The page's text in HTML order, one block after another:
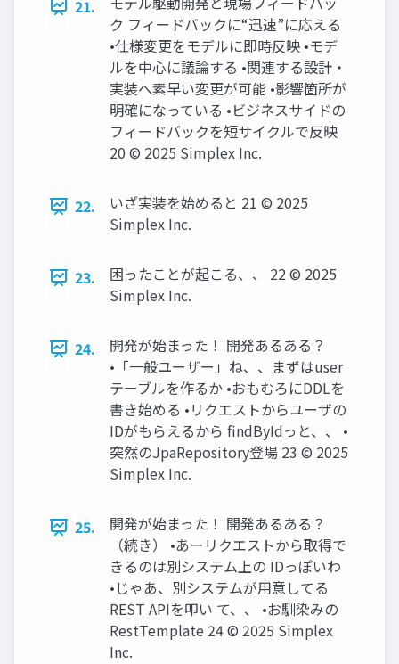
21.
ク フィードバックに“迅速”に応える
•仕様変更をモデルに即時反映 •モデ
ルを中心に議論する •関連する設計・
実装へ素早い変更が可能 •影響箇所が
明確になっている •ビジネスサイドの
フィードバックを短サイクルで反映
20 © 2025 Simplex Inc.
22.
いざ実装を始めると 21 © 2025
Simplex Inc.
23.
困ったことが起こる、、 22 © 2025
Simplex Inc.
24.
開発が始まった！ 開発あるある？
•「一般ユーザー」ね、、まずはuser
テーブルを作るか •おもむろにDDLを
書き始める •リクエストからユーザの
IDがもらえるから findByIdっと、、 •
突然のJpaRepository登場 23 © 2025
Simplex Inc.
25.
開発が始まった！ 開発あるある？
（続き） •あーリクエストから取得で
きるのは別システム上の IDっぽいわ
•じゃあ、別システムが用意してる
REST APIを叩い て、、 •お馴染みの
RestTemplate 24 © 2025 Simplex
Inc.